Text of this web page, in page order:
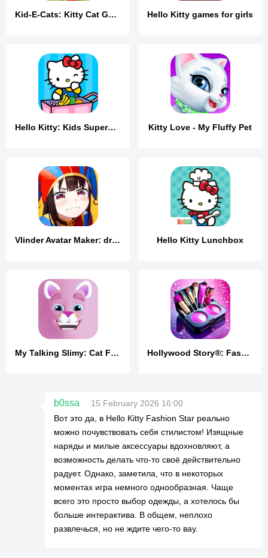
Kid-E-Cats: Kitty Cat Games! Hello Kitty games for girls
Hello Kitty: Kids Supermarket Kitty Love - My Fluffy Pet
Vlinder Avatar Maker: dress up Hello Kitty Lunchbox
My Talking Slimy: Cat Friends Hollywood Story®: Fashion Star
b0ssa
15 February 2026 16:00
Вот это да, в Hello Kitty Fashion Star реально
можно почувствовать себя стилистом! Изящные
наряды и милые аксессуары вдохновляют, а
возможность делать что-то своё действительно
радует. Однако, заметила, что в некоторых
моментах игра немного однообразная. Чаще
всего это просто выбор одежды, а хотелось бы
больше интерактива. В общем, неплохо
развлечься, но не ждите чего-то вау.